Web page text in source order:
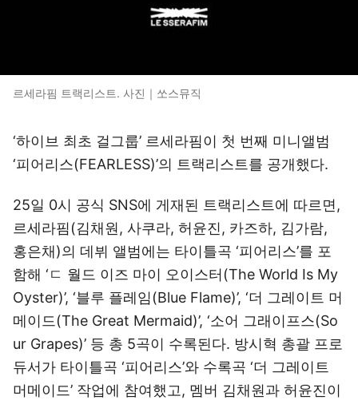
르세라핌 트랙리스트. 사진｜쏘스뮤직
‘하이브 최초 걸그룹’ 르세라핌이 첫 번째 미니앨범
‘피어리스(FEARLESS)’의 트랙리스트를 공개했다.
25일 0시 공식 SNS에 게재된 트랙리스트에 따르면,
르세라핌(김채원, 사쿠라, 허윤진, 카즈하, 김가람,
홍은채)의 데뷔 앨범에는 타이틀곡 ‘피어리스’를 포
함해 ‘ㄷ 월드 이즈 마이 오이스터(The World Is My
Oyster)’, ‘블루 플레임(Blue Flame)’, ‘더 그레이트 머
메이드(The Great Mermaid)’, ‘소어 그래이프스(So
ur Grapes)’ 등 총 5곡이 수록된다. 방시혁 총괄 프로
듀서가 타이틀곡 ‘피어리스’와 수록곡 ‘더 그레이트
머메이드’ 작업에 참여했고, 멤버 김채원과 허윤진이